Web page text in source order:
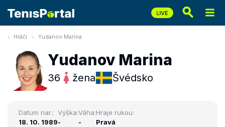
Hráči Yudanov Marina
Yudanov Marina
36 žena Švédsko
Datum nar.:
18. 10. 1989
Výška:
-
Váha:
-
Hraje rukou:
Pravá